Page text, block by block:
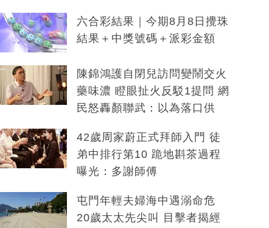
六合彩結果｜今期8月8日攪珠
結果＋中獎號碼＋派彩金額
陳錦鴻護自閉兒訪問變鬧交火
藥味濃 瞪眼扯火反駁1提問 網
民怒轟顏聯武：以為落口供
42歲周家蔚正式拜師入門 徒
弟中排行第10 跪地斟茶過程
曝光：多謝師傅
屯門年輕夫婦海中遇溺命危
20歲太太先尖叫 目擊者揭經